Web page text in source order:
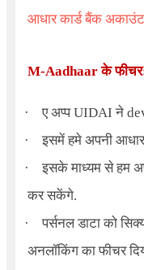
आधार कार्ड बैंक
M-Aadhaarके
· ए अप्पUIDAI ने
·
इसमें हमे अपनी
·
इसके माध्यम से हम
कर सकेंगे.
·
पर्सनल डाटा को
अनलॉकिंग का फीचर